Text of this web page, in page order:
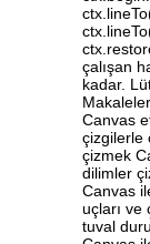
çalışan
kadar.
Canvas
çizgilerle
çizmek
dilimler
Canvas
uçları ve
tuval